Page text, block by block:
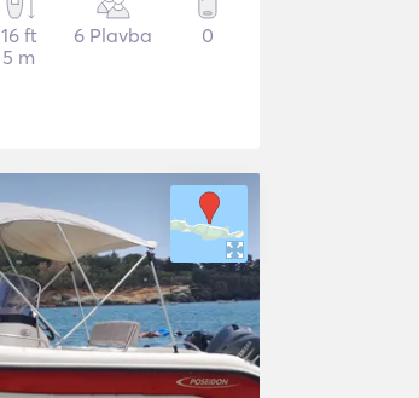
16 ft
5 m
6 Plavba 0